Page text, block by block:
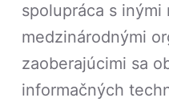
spolupráca s inými
medzinárodnými
zaoberajúcimi sa
informačných